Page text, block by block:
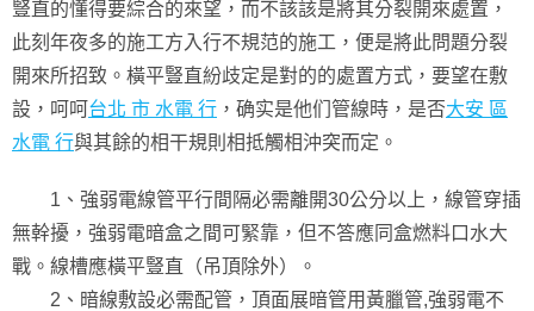
豎直的懂得要綜合的來望，而不該該是將其分裂開來處置，
此刻年夜多的施工方入行不規范的施工，便是將此問題分裂
開來所招致。橫平豎直紛歧定是對的的處置方式，要望在敷
設，呵呵台北 市 水電 行 ，确实是他们管線時，是否大安 區
水電 行與其餘的相干規則相抵觸相沖突而定。
1、強弱電線管平行間隔必需離開30公分以上，線管穿插
無幹擾，強弱電暗盒之間可緊靠，但不答應同盒燃料口水大
戰。線槽應橫平豎直（吊頂除外）。
2、暗線敷設必需配管，頂面展暗管用黃臘管,強弱電不